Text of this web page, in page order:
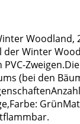
Woodland,
Winter
(bei den